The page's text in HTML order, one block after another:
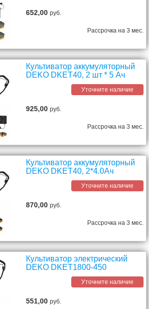
652,00руб.
Рассрочка на 3 мес.
Культиватор аккумуляторный
DEKO DKET40, 2 шт * 5 Ач
Уточните наличие
925,00руб.
Рассрочка на 3 мес.
Культиватор аккумуляторный
DEKO DKET40, 2*4.0Ач
Уточните наличие
870,00руб.
Рассрочка на 3 мес.
Культиватор электрический
DEKO DKET1800-450
Уточните наличие
551,00руб.